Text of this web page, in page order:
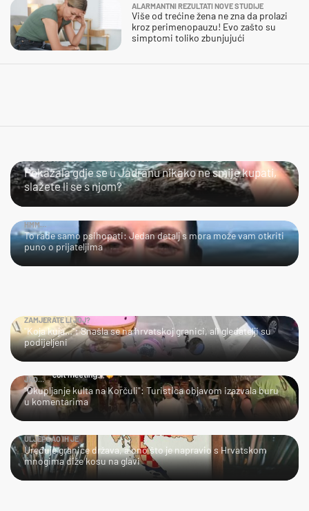
ALARMANTNI REZULTATI NOVE STUDIJE
Više od trećine žena ne zna da prolazi
kroz perimenopauzu! Evo zašto su
simptomi toliko zbunjujući
Pokazala gdje se u Jadranu nikako ne smije kupati,
slažete li se s njom?
HMM…
To rade samo psihopati: Jedan detalj s mora može vam otkriti
puno o prijateljima
ZAMJERATE LI JOJ?
"Koja kuja…": Snašla se na hrvatskoj granici, ali gledatelji su
podijeljeni
JAO…
"Okupljanje kulta na Korčuli": Turistica objavom izazvala buru
u komentarima
ULJEPŠAO IH JE
Uređuje granice država, a ono što je napravio s Hrvatskom
mnogima diže kosu na glavi